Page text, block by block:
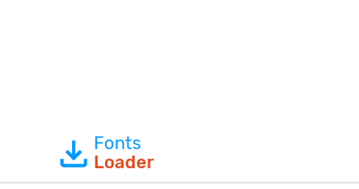
Fonts
Loader